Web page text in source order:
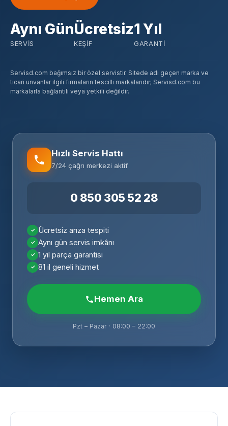
Aynı Gün
SERVIS
Ücretsiz
KEŞIF
1 Yıl
GARANTI
Servisd.com bağımsız bir özel servistir. Sitede adı geçen marka ve
ticari unvanlar ilgili firmaların tescilli markalarıdır; Servisd.com bu
markalarla bağlantılı veya yetkili değildir.
Hızlı Servis Hattı
7/24 çağrı merkezi aktif
0 850 305 52 28
Ücretsiz arıza tespiti
Aynı gün servis imkânı
1 yıl parça garantisi
81 il geneli hizmet
Hemen Ara
Pzt – Pazar · 08:00 – 22:00